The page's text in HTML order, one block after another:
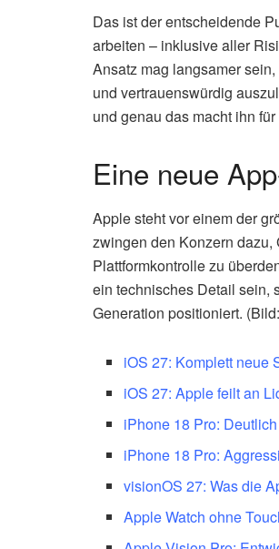
Das ist der entscheidende
arbeiten – inklusive aller
Ansatz mag langsamer
und vertrauenswürdig
und genau das macht ihn
Eine neue
Apple steht vor einem der
zwingen den Konzern dazu,
Plattformkontrolle zu
ein technisches Detail sein,
Generation positioniert.
iOS 27: Komplett neue
iOS 27: Apple feilt an
iPhone 18 Pro:
iPhone 18 Pro:
visionOS 27: Was die
Apple Watch ohne